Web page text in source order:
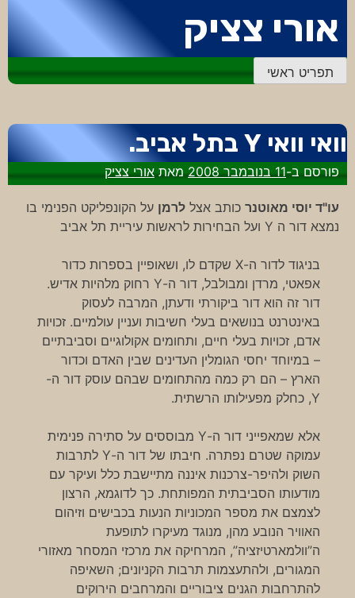
לתוכן
אורי צציק
תפריט ראשי
וואי וואי Y בתל אביב.
פורסם ב-11 בנובמבר 2008 מאתאורי צציק
עו"ד יוסי מאוטנר כותב אצל לרמן על הקונפליקט הפנימי בו
נמצא דור ה Y ועל הבחירות לראשות עיריית תל אביב
בניגוד לדור ה-X שקדם לו, ושאופיין בספרות כדור
אפאטי, מרדן ומבולבל, דור ה-Y רחוק מלהיות אדיש.
דור זה הוא דור ביקורתי ודעתן, המרבה לעסוק
באינטרנט בנושאים בעלי חשיבות ועניין עולמיים. זכויות
אדם, זכויות בעלי חיים, ותחומים אקולוגיים וסביבתיים
– במיוחד יחסי הגומלין העדינים שבין האדם וכדור
הארץ – הם רק כמה מהתחומים שבהם עוסק דור ה-
Y, כחלק מפעילותו הרשתית.
אלא שמאפייני דור ה-Y מבוססים על סתירה פנימית
עמוקה שטרם נפתרה. חיבתו של דור ה-Y לתרבות
השוק ולהיפר-צרכנות איננה מתיישבת כלל ועיקר עם
מודעותו הסביבתית המפותחת. כך לדוגמא, הרצון
לצמצם את מספר המכוניות הנעות בכבישים וזיהום
האוויר הנובע מהן, מנוגד מעיקרו לתופעת
ה”וולמארטיזציה”, המרחיקה את מרכזי המסחר מאזורי
המגורים, ולהתעצמות תרבות הקניונים; השאיפה
להתרחבות הגנים ציבוריים והמרחבים הירוקים